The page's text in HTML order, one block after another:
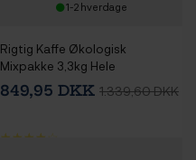
1-2 hverdage
Rigtig Kaffe Økologisk
Mixpakke 3,3kg Hele
kaffebønner
849,95 DKK 1.339,60 DKK